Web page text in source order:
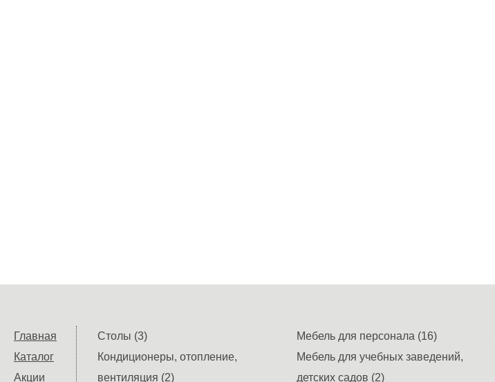
Главная
Каталог
Акции
Столы (3) Мебель для персонала (16)
Кондиционеры, отопление,
вентиляция (2)
Мебель для учебных заведений,
детских садов (2)